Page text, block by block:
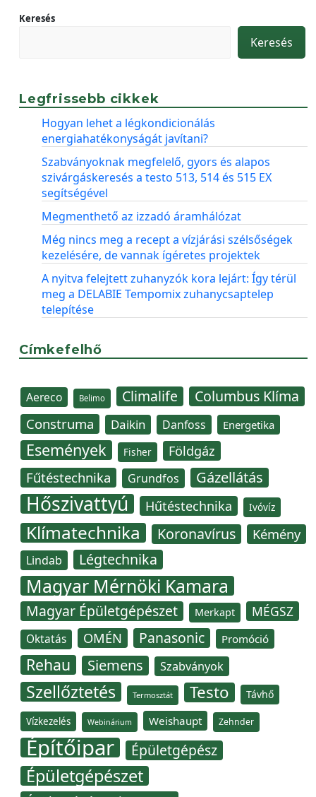
Keresés
Keresés
Legfrissebb cikkek
Hogyan lehet a légkondicionálás
energiahatékonyságát javítani?
Szabványoknak megfelelő, gyors és alapos
szivárgáskeresés a testo 513, 514 és 515 EX
segítségével
Megmenthető az izzadó áramhálózat
Még nincs meg a recept a vízjárási szélsőségek
kezelésére, de vannak ígéretes projektek
A nyitva felejtett zuhanyzók kora lejárt: Így térül
meg a DELABIE Tempomix zuhanycsaptelep
telepítése
Címkefelhő
Aereco Belimo Climalife Columbus Klíma
Construma Daikin Danfoss Energetika
Események Fisher Földgáz
Fűtéstechnika Grundfos Gázellátás
Hőszivattyú Hűtéstechnika Ivóvíz
Klímatechnika Koronavírus Kémény
Lindab Légtechnika
Magyar Mérnöki Kamara
Magyar Épületgépészet Merkapt MÉGSZ
Oktatás OMÉN Panasonic Promóció
Rehau Siemens Szabványok
Szellőztetés Termosztát Testo Távhő
Vízkezelés Webinárium Weishaupt Zehnder
Építőipar Épületgépész
Épületgépészet